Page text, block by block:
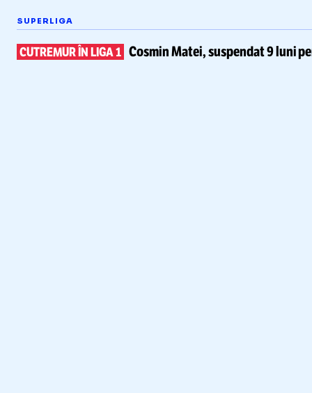
SUPERLIGA
CUTREMUR ÎN LIGA 1 Cosmin Matei,suspendat 9 luni